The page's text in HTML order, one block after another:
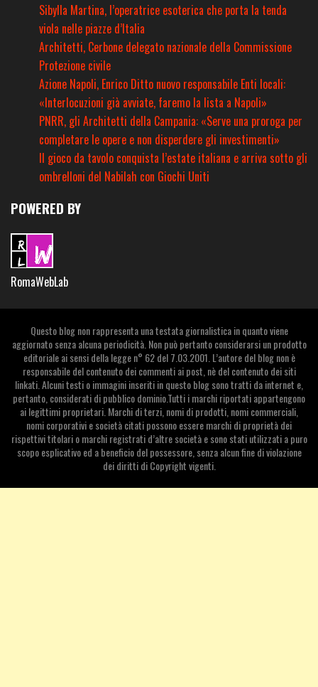
Sibylla Martina, l’operatrice esoterica che porta la tenda
viola nelle piazze d’Italia
Architetti, Cerbone delegato nazionale della Commissione
Protezione civile
Azione Napoli, Enrico Ditto nuovo responsabile Enti locali:
«Interlocuzioni già avviate, faremo la lista a Napoli»
PNRR, gli Architetti della Campania: «Serve una proroga per
completare le opere e non disperdere gli investimenti»
Il gioco da tavolo conquista l’estate italiana e arriva sotto gli
ombrelloni del Nabilah con Giochi Uniti
POWERED BY
RomaWebLab
Questo blog non rappresenta una testata giornalistica in quanto viene
aggiornato senza alcuna periodicità. Non può pertanto considerarsi un prodotto
editoriale ai sensi della legge n° 62 del 7.03.2001. L’autore del blog non è
responsabile del contenuto dei commenti ai post, nè del contenuto dei siti
linkati. Alcuni testi o immagini inseriti in questo blog sono tratti da internet e,
pertanto, considerati di pubblico dominio.Tutti i marchi riportati appartengono
ai legittimi proprietari. Marchi di terzi, nomi di prodotti, nomi commerciali,
nomi corporativi e società citati possono essere marchi di proprietà dei
rispettivi titolari o marchi registrati d’altre società e sono stati utilizzati a puro
scopo esplicativo ed a beneficio del possessore, senza alcun fine di violazione
dei diritti di Copyright vigenti.